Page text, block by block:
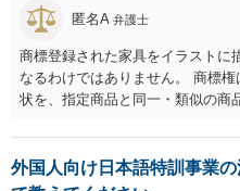
匿名A 弁護士
商標登録された家具をイラストに
なるわけではありません。 商標
状を、指定商品と同一・類似の商
て描くにとどまる場合は、通常、
れます。 ただし、家具名や特徴
し、公式商品やライセンス商品と
外国人向け日本語特訓事業